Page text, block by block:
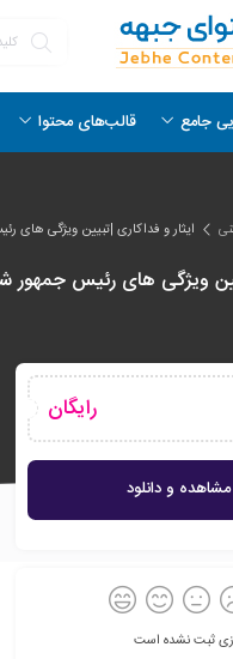
جامع قالب‌های محتوا
ایثار و فداکاری |تبیین ویژگی های
ویژگی های رئیس
رایگان
مشاهده و دانلود
ثبت نشده است